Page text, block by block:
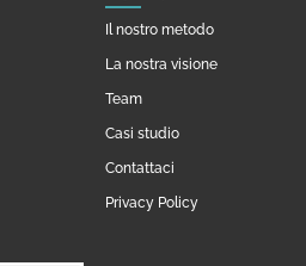
Il nostro metodo
La nostra visione
Team
Casi studio
Contattaci
Privacy Policy